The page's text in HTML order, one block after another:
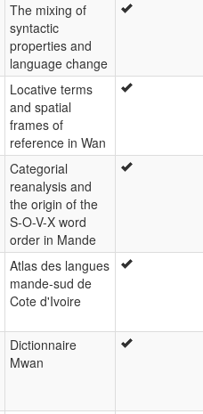
The mixing of
syntactic
properties and
language change
Locative terms
and spatial
frames of
reference in Wan
Categorial
reanalysis and
the origin of the
S-O-V-X word
order in Mande
Atlas des langues
mande-sud de
Cote d'Ivoire
Dictionnaire
Mwan